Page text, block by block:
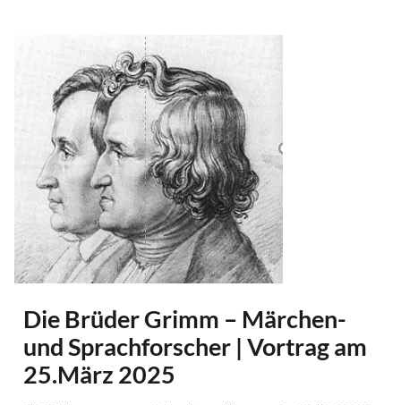
Die Brüder Grimm – Märchen-
und Sprachforscher | Vortrag am
25.März 2025